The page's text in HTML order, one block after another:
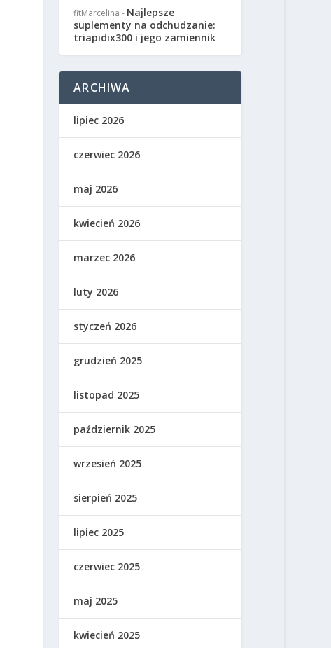
fitMarcelina - Najlepsze
suplementy na odchudzanie:
triapidix300 i jego zamiennik
ARCHIWA
lipiec 2026
czerwiec 2026
maj 2026
kwiecień 2026
marzec 2026
luty 2026
styczeń 2026
grudzień 2025
listopad 2025
październik 2025
wrzesień 2025
sierpień 2025
lipiec 2025
czerwiec 2025
maj 2025
kwiecień 2025